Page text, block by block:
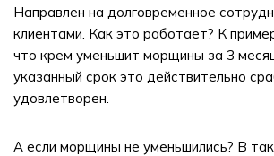
Направлен на долговременное
клиентами. Как это работает? К
что крем уменьшит морщины за 3
указанный срок это действительно
удовлетворен.
А если морщины не уменьшились? В